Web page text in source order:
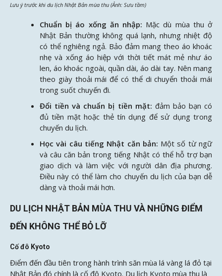
Lưu ý trước khi du lịch Nhật Bản mùa thu (Ảnh: Sưu tầm)
Chuẩn bị áo xống ăn nhập: Mặc dù mùa thu ở
Nhật Bản thường không quá lạnh, nhưng nhiệt độ
có thể nghiêng ngả. Bảo đảm mang theo áo khoác
nhẹ và xống áo hiệp với thời tiết mát mẻ như áo
len, áo khoác ngoài, quần dài, áo dài tay. Nên mang
theo giày thoải mái để có thể di chuyển thoải mái
trong suốt chuyến đi.
Đổi tiền và chuẩn bị tiền mặt: đảm bảo bạn có
đủ tiền mặt hoặc thẻ tín dụng để sử dụng trong
chuyến du lịch.
Học vài câu tiếng Nhật căn bản: Một số từ ngữ
và câu căn bản trong tiếng Nhật có thể hỗ trợ bạn
giao dịch và làm việc với người dân địa phương.
Điều này có thể làm cho chuyến du lịch của bạn dễ
dàng và thoải mái hơn.
DU LỊCH NHẬT BẢN MÙA THU VÀ NHỮNG ĐIỂM
ĐẾN KHÔNG THỂ BỎ LỠ
Cố đô Kyoto
Điểm đến đầu tiên trong hành trình săn mùa lá vàng lá đỏ tại
Nhật Bản đó chính là cố đô Kyoto. Du lịch Kyoto mùa thu là